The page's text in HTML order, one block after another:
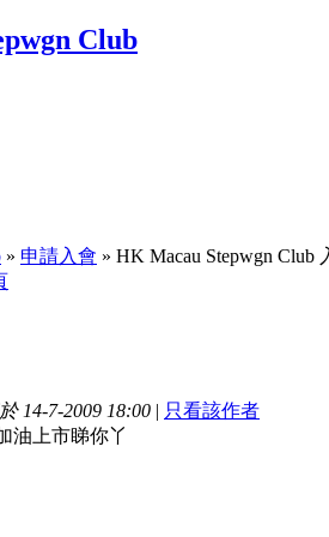
» 申請入會 » HK Macau Stepwgn
14-7-2009 18:00 | 只看該作者
油 上市睇你丫